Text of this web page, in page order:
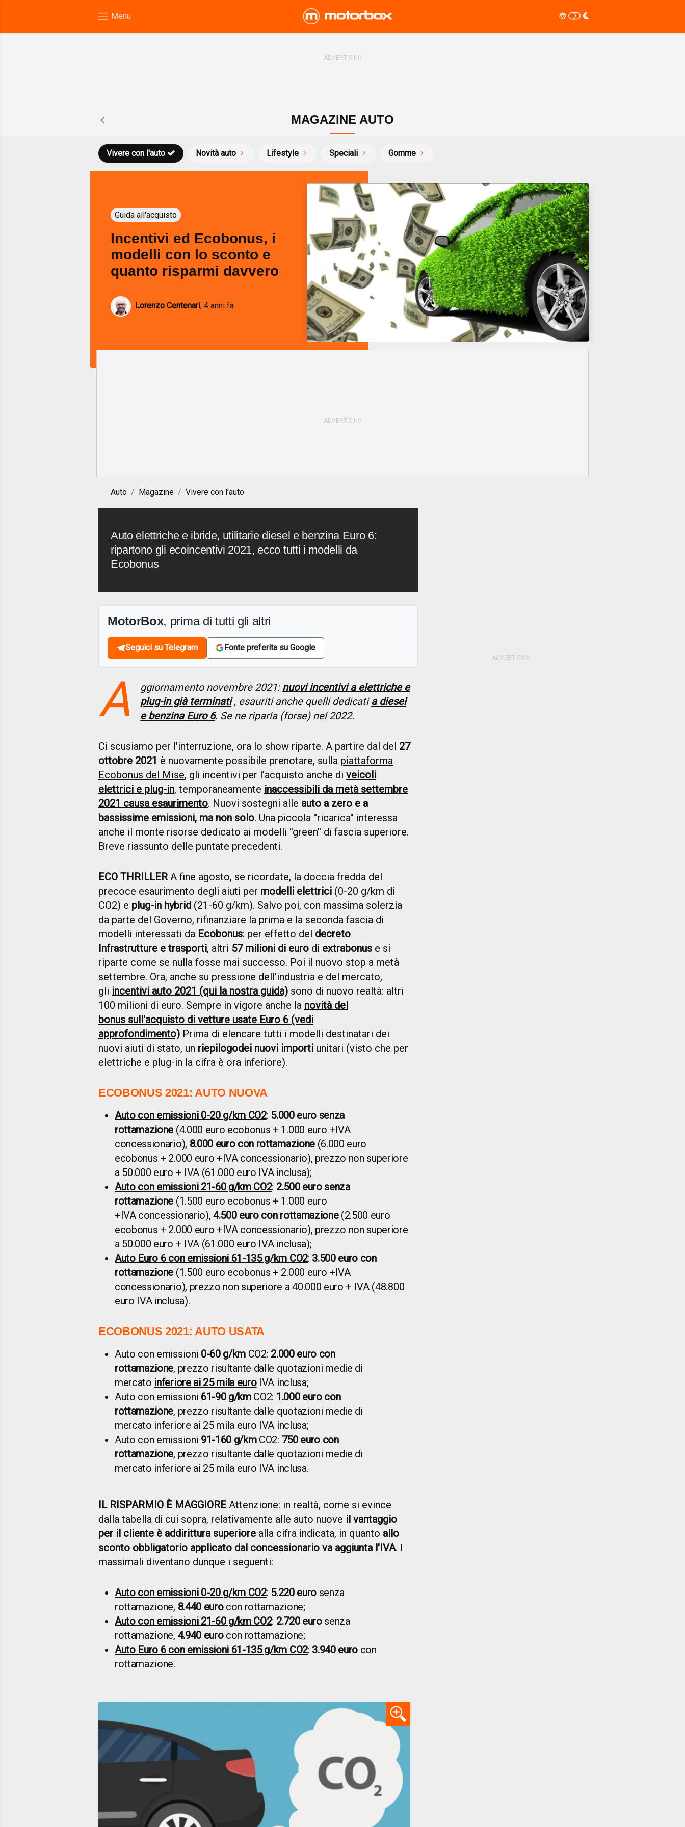
MAGAZINE AUTO
Novità auto
Vivere con l'auto Lifestyle Speciali Gomme
Guida all'acquisto
Incentivi ed Ecobonus, i
modelli con lo sconto e
quanto risparmi davvero
Lorenzo Centenari, 4 anni fa
Auto Magazine Vivere con l'auto
Auto elettriche e ibride, utilitarie diesel e benzina Euro 6:
ripartono gli ecoincentivi 2021, ecco tutti i modelli da
Ecobonus
MotorBox, prima di tutti gli altri
Seguici su Telegram Fonte preferita su Google
A ggiornamento novembre 2021: nuovi incentivi a elettriche e
plug-in già terminati, esauriti anche quelli dedicatia diesel
e benzina Euro 6. Se ne riparla (forse) nel 2022.
Ci scusiamo per l'interruzione, ora lo show riparte. A partire dal del 27
ottobre 2021 è nuovamente possibile prenotare, sulla piattaforma
Ecobonus del Mise, gli incentivi per l’acquisto anche di veicoli
elettrici e plug-in, temporaneamente inaccessibili da metà settembre
2021 causa esaurimento. Nuovi sostegni alle auto a zero e a
bassissime emissioni, ma non solo. Una piccola ''ricarica'' interessa
anche il monte risorse dedicato ai modelli ''green'' di fascia superiore.
Breve riassunto delle puntate precedenti.
ECO THRILLERA fine agosto, se ricordate, la doccia fredda del
precoce esaurimento degli aiuti per modelli elettrici (0-20 g/km di
CO2) e plug-in hybrid (21-60 g/km). Salvo poi, con massima solerzia
da parte del Governo, rifinanziare la prima e la seconda fascia di
modelli interessati da Ecobonus: per effetto del decreto
Infrastrutture e trasporti, altri 57 milioni di euro di extrabonus e si
riparte come se nulla fosse mai successo. Poi il nuovo stop a metà
settembre. Ora, anche su pressione dell'industria e del mercato,
gli incentivi auto 2021 (qui la nostra guida) sono di nuovo realtà: altri
100 milioni di euro. Sempre in vigore anche la novità del
bonus sull'acquisto di vetture usate Euro 6 (vedi
approfondimento) Prima di elencare tutti i modelli destinatari dei
nuovi aiuti di stato, un riepilogodei nuovi importi unitari (visto che per
elettriche e plug-in la cifra è ora inferiore).
ECOBONUS 2021: AUTO NUOVA
Auto con emissioni 0-20 g/km CO2: 5.000 euro senza
rottamazione (4.000 euro ecobonus + 1.000 euro +IVA
concessionario), 8.000 euro con rottamazione(6.000 euro
ecobonus + 2.000 euro +IVA concessionario), prezzo non superiore
a 50.000 euro + IVA (61.000 euro IVA inclusa);
Auto con emissioni 21-60 g/km CO2: 2.500 euro senza
rottamazione (1.500 euro ecobonus + 1.000 euro
+IVA concessionario), 4.500 euro con rottamazione(2.500 euro
ecobonus + 2.000 euro +IVA concessionario), prezzo non superiore
a 50.000 euro + IVA (61.000 euro IVA inclusa);
Auto Euro 6 con emissioni 61-135 g/km CO2: 3.500 euro con
rottamazione (1.500 euro ecobonus + 2.000 euro +IVA
concessionario), prezzo non superiore a 40.000 euro + IVA (48.800
euro IVA inclusa).
ECOBONUS 2021: AUTO USATA
Auto con emissioni 0-60 g/km CO2: 2.000 euro con
rottamazione, prezzo risultante dalle quotazioni medie di
mercato inferiore ai 25 mila euroIVA inclusa;
Auto con emissioni 61-90 g/kmCO2: 1.000 euro con
rottamazione, prezzo risultante dalle quotazioni medie di
mercato inferiore ai 25 mila euro IVA inclusa;
Auto con emissioni 91-160 g/kmCO2: 750 euro con
rottamazione, prezzo risultante dalle quotazioni medie di
mercato inferiore ai 25 mila euro IVA inclusa.
IL RISPARMIO È MAGGIORE Attenzione: in realtà, come si evince
dalla tabella di cui sopra, relativamente alle auto nuove il vantaggio
per il cliente è addirittura superiore alla cifra indicata, in quanto allo
sconto obbligatorio applicato dal concessionario va aggiunta l'IVA. I
massimali diventano dunque i seguenti:
Auto con emissioni 0-20 g/km CO2: 5.220 eurosenza
rottamazione, 8.440 eurocon rottamazione;
Auto con emissioni 21-60 g/km CO2: 2.720 eurosenza
rottamazione, 4.940 eurocon rottamazione;
Auto Euro 6 con emissioni 61-135 g/km CO2: 3.940 euro con
rottamazione.